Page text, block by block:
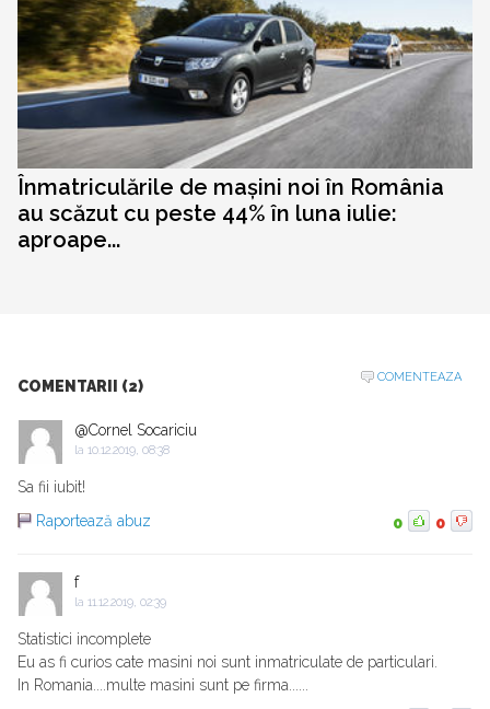
Înmatriculările de mașini noi în România
au scăzut cu peste 44% în luna iulie:
aproape...
COMENTARII (2)
COMENTEAZA
@Cornel Socariciu
la 10.12.2019, 08:38
Sa fii iubit!
Raportează abuz
0 0
f
la 11.12.2019, 02:39
Statistici incomplete
Eu as fi curios cate masini noi sunt inmatriculate de particulari.
In Romania....multe masini sunt pe firma......